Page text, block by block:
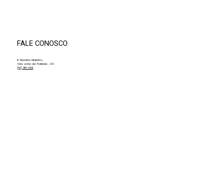
FALE CONOSCO
R. Recanto Maestro,
São João do Polêsine - RS
(55) 3116-0301